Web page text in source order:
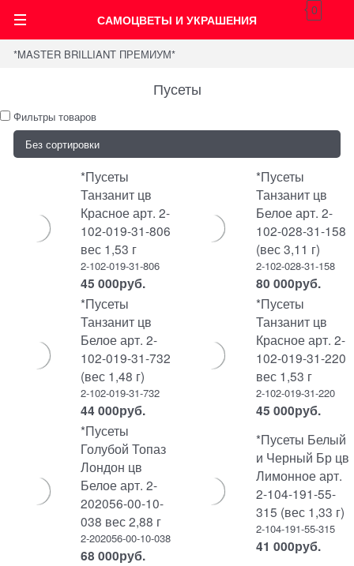
САМОЦВЕТЫ И УКРАШЕНИЯ
0
*MASTER BRILLIANT ПРЕМИУМ*
Пусеты
Фильтры товаров
*Пусеты
Танзанит цв
Красное арт. 2-
102-019-31-806
вес 1,53 г
2-102-019-31-806
45 000руб.
*Пусеты
Танзанит цв
Белое арт. 2-
102-028-31-158
(вес 3,11 г)
2-102-028-31-158
80 000руб.
*Пусеты
Танзанит цв
Белое арт. 2-
102-019-31-732
(вес 1,48 г)
2-102-019-31-732
44 000руб.
*Пусеты
Танзанит цв
Красное арт. 2-
102-019-31-220
вес 1,53 г
2-102-019-31-220
45 000руб.
*Пусеты
Голубой Топаз
Лондон цв
Белое арт. 2-
202056-00-10-
038 вес 2,88 г
2-202056-00-10-038
68 000руб.
*Пусеты Белый
и Черный Бр цв
Лимонное арт.
2-104-191-55-
315 (вес 1,33 г)
2-104-191-55-315
41 000руб.